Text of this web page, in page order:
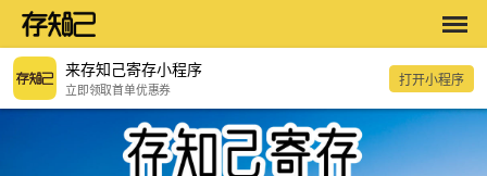
来存知己寄存小程序
立即领取首单优惠券
打开小程序